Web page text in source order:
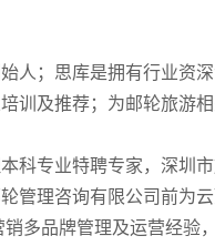
人；思库是拥有行业资
训及推荐；为邮轮旅游
科专业特聘专家，深圳
管理咨询有限公司前为
多品牌管理及运营经验